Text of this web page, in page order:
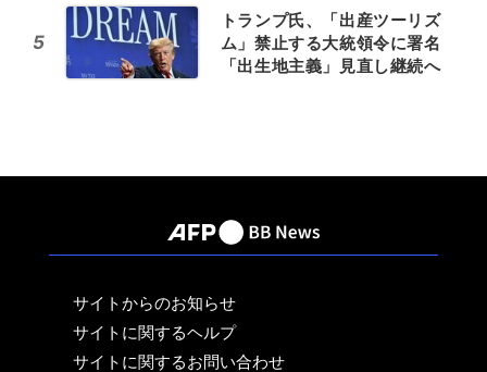
5
トランプ氏、「出産ツーリズ
ム」禁止する大統領令に署名
「出生地主義」見直し継続へ
サイトからのお知らせ
サイトに関するヘルプ
サイトに関するお問い合わせ